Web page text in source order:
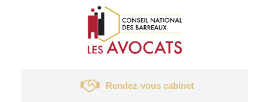
Rendez-vous cabinet